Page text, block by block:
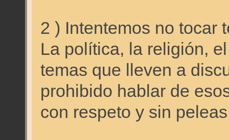
2 ) Intentemos no tocar
La política, la religión,
temas que lleven a
prohibido hablar de
con respeto y sin